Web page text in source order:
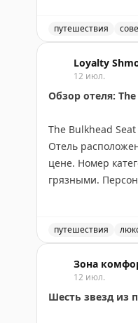
ситуации.
реальной
The Gate with Brian
путешествия
Loyalty
12 июл.
Обзор отеля:
The Bulkhead
Отель
цене. Номер
грязными.
нуждается в
The Bulkhead Seat
путешествия
Зона
12 июл.
Шесть звезд из